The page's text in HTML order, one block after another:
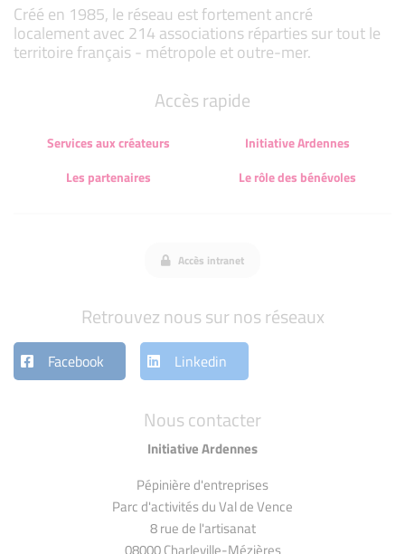
Créé en 1985, le réseau est fortement ancré
localement avec 214 associations réparties sur tout le
territoire français - métropole et outre-mer.
Nous contacter
Initiative Ardennes
Pépinière d'entreprises
Parc d'activités du Val de Vence
8 rue de l'artisanat
Accès rapide
Services aux créateurs
Initiative Ardennes
Les partenaires
Le rôle des bénévoles
Accès intranet
Retrouvez nous sur nos réseaux
Facebook Linkedin